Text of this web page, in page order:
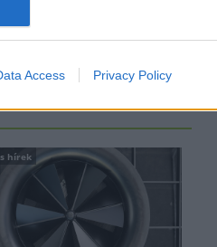
Access Privacy Policy
hírek